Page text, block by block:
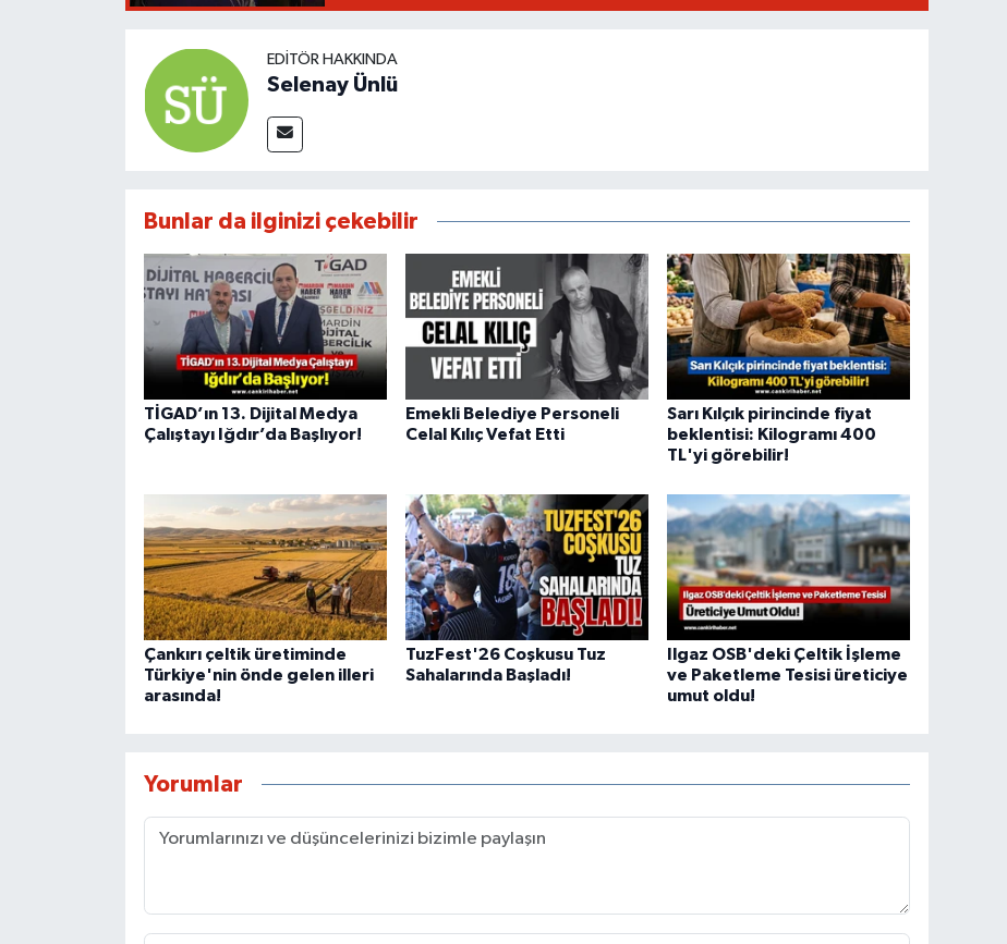
EDITÖR HAKKINDA
Selenay Ünlü
Bunlar da ilginizi çekebilir
TİGAD’ın 13. Dijital Medya
Çalıştayı Iğdır’da Başlıyor!
Emekli Belediye Personeli
Celal Kılıç Vefat Etti
Sarı Kılçık pirincinde fiyat
beklentisi: Kilogramı 400
TL'yi görebilir!
Çankırı çeltik üretiminde
Türkiye'nin önde gelen illeri
arasında!
TuzFest'26 Coşkusu Tuz
Sahalarında Başladı!
Ilgaz OSB'deki Çeltik İşleme
ve Paketleme Tesisi üreticiye
umut oldu!
Yorumlar